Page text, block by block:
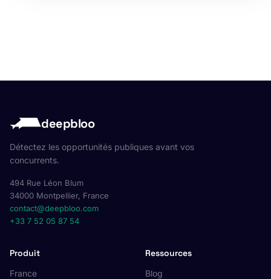
deepbloo
Détectez les opportunités publiques avant vos
concurrents.
494 Rue Léon Blum
34000 Montpellier, France
contact@deepbloo.com
+33 7 52 05 87 54
Produit
France
Ressources
Blog